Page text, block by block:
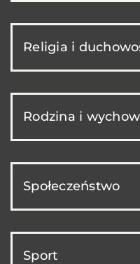
Religia i
Rodzina i
Społeczeństwo
Sport